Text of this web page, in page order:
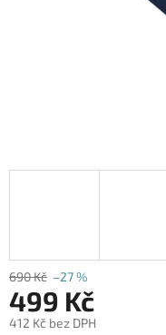
690 Kč –27 %
499 Kč
412 Kč bez DPH